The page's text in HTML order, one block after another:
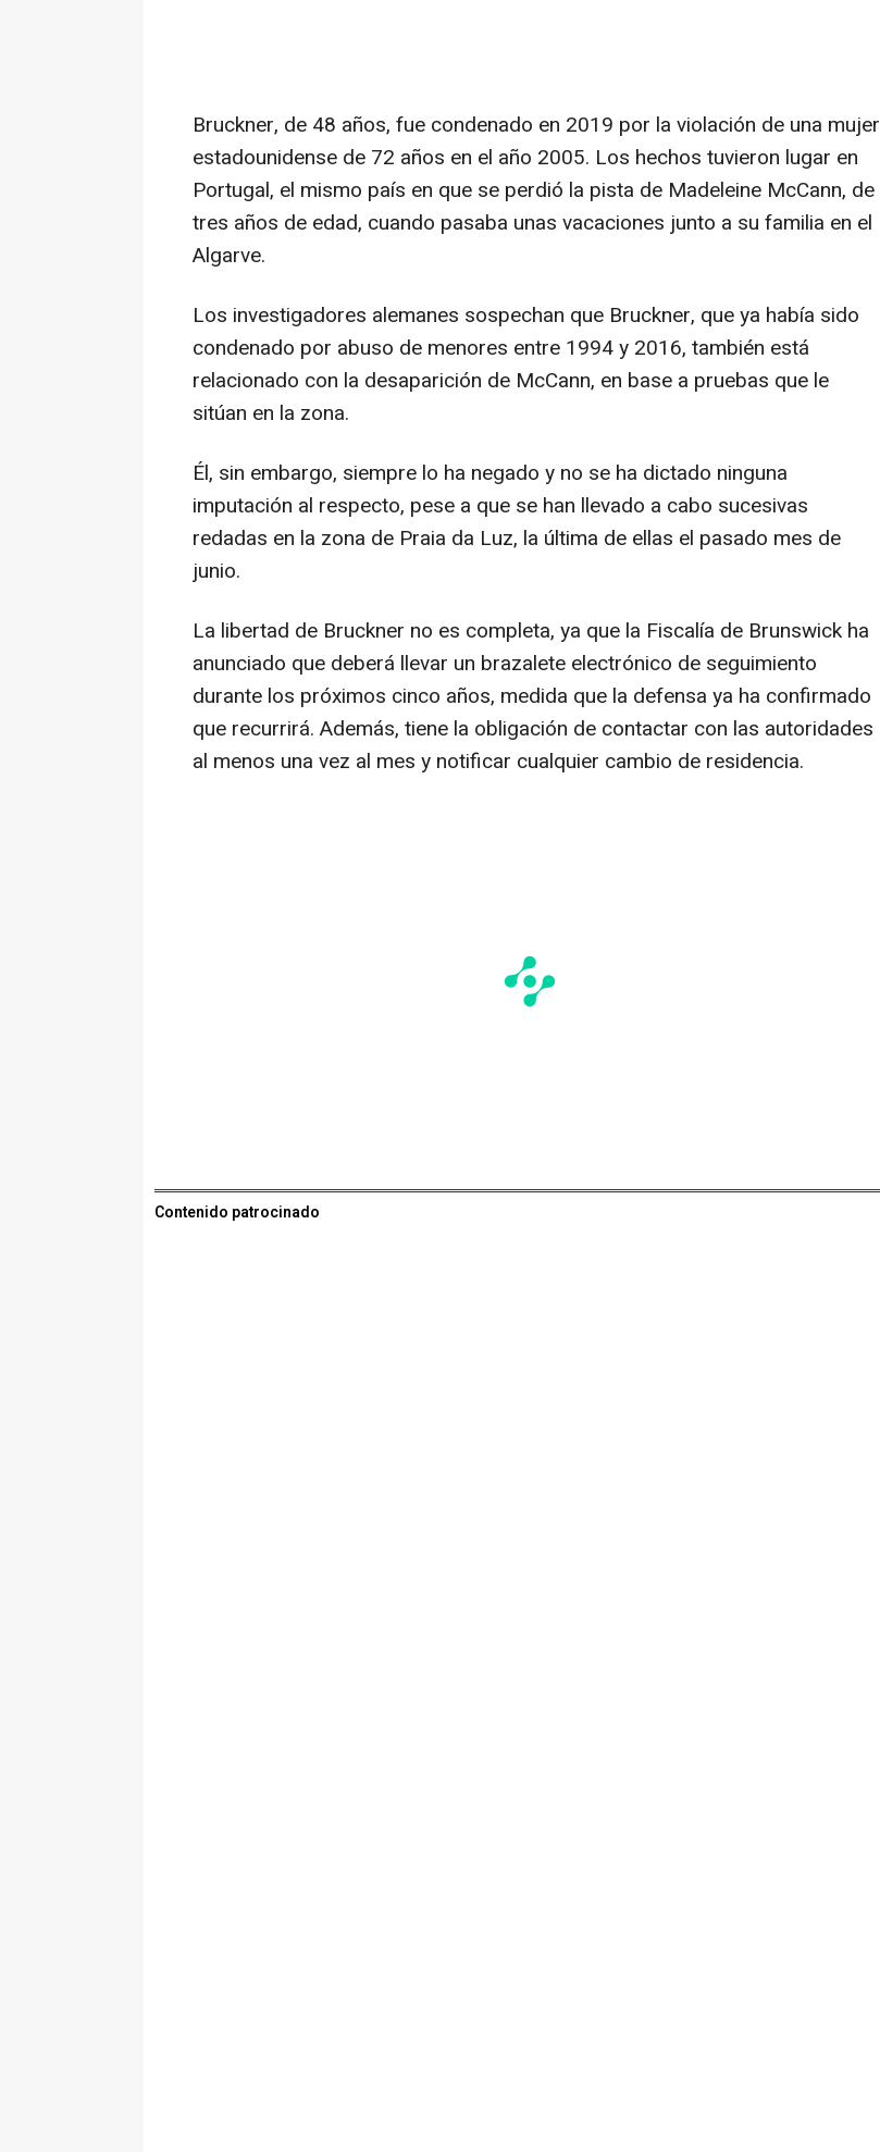
Bruckner, de 48 años, fue condenado en 2019 por la violación de una mujer
estadounidense de 72 años en el año 2005. Los hechos tuvieron lugar en
Portugal, el mismo país en que se perdió la pista de Madeleine McCann, de
tres años de edad, cuando pasaba unas vacaciones junto a su familia en el
Algarve.
Los investigadores alemanes sospechan que Bruckner, que ya había sido
condenado por abuso de menores entre 1994 y 2016, también está
relacionado con la desaparición de McCann, en base a pruebas que le
sitúan en la zona.
Él, sin embargo, siempre lo ha negado y no se ha dictado ninguna
imputación al respecto, pese a que se han llevado a cabo sucesivas
redadas en la zona de Praia da Luz, la última de ellas el pasado mes de
junio.
La libertad de Bruckner no es completa, ya que la Fiscalía de Brunswick ha
anunciado que deberá llevar un brazalete electrónico de seguimiento
durante los próximos cinco años, medida que la defensa ya ha confirmado
que recurrirá. Además, tiene la obligación de contactar con las autoridades
al menos una vez al mes y notificar cualquier cambio de residencia.
Contenido patrocinado